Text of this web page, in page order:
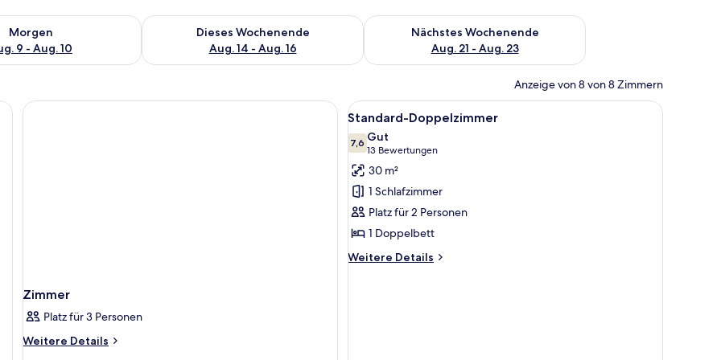
Aug. 9.
Morgen
9 - Aug. 10
für morgen, Aug. 9 - Aug. 10.
Dieses Wochenende
Aug. 14 - Aug. 16
Überprüfe die Verfügbarkeit für dieses Wochenende, Aug. 14 - Aug. 16.
Nächstes Wochenende
Aug. 21 - Aug. 23
Überprüfe die Verfügbarkeit für nächstes Wochenende, Aug.
Anzeige von 8 von 8 Zimmern
Allergikerbettwaren
Zimmer
Platz für 3 Personen
Weitere Details
Weitere
Alle
Fotos
für
Standard-
Doppelzimmer
anzeigen
Ein Hotelzimmer mit einem großen Bett,
6
Standard-Doppelzimmer
7,67,6 von 10
Gut
13 Bewertungen
(13
Bewertungen)
30 m²
1 Schlafzimmer
Platz für 2 Personen
1 Doppelbett
Weitere Details
Weitere